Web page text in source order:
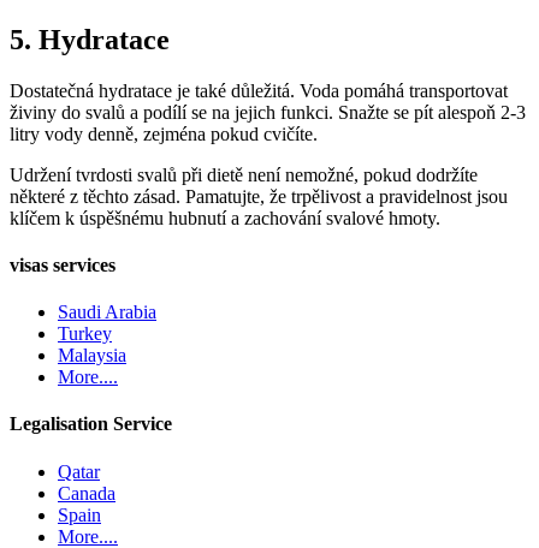
5. Hydratace
Dostatečná hydratace je také důležitá. Voda pomáhá transportovat
živiny do svalů a podílí se na jejich funkci. Snažte se pít alespoň 2-3
litry vody denně, zejména pokud cvičíte.
Udržení tvrdosti svalů při dietě není nemožné, pokud dodržíte
některé z těchto zásad. Pamatujte, že trpělivost a pravidelnost jsou
klíčem k úspěšnému hubnutí a zachování svalové hmoty.
visas services
Saudi Arabia
Turkey
Malaysia
More....
Legalisation Service
Qatar
Canada
Spain
More....